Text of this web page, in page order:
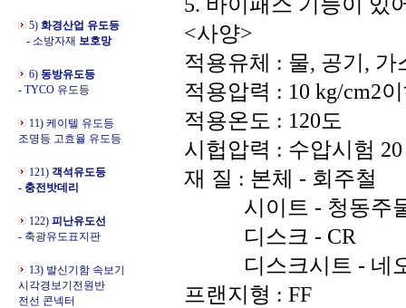
5) 화경산업 유도등
- 소방자재 보호망
6) 동방유도등
- TYCO 유도등
11) 케이텔 유도등
조명등 고효율 유도등
121) 객석유도등
- 충전밧데리
122) 피난유도선
- 축광유도표지판
13) 발신기함 속보기
시각경보기전원반
전선 콘넥터
<사양>
적용유체 : 물, 공기, 가
적용압력 : 10 kg/cm2
적용온도 : 120도
시헙압력 : 수압시험 20
재 질 : 본체 - 회주철
시이트 - 청동주
디스크 - CR
디스크시트 - 네
프랜지형 : FF